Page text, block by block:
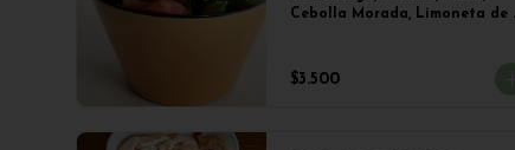
Cebolla Morada, Limoneta de
Lentejas, Tofu Crispy o Falafel.
$3.500